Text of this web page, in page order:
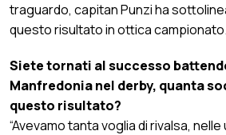
traguardo, capitan Punzi ha
questo risultato in ottica campionato.
Siete tornati al successo
Manfredonia nel derby, quanta
questo risultato?
“Avevamo tanta voglia di rivalsa,